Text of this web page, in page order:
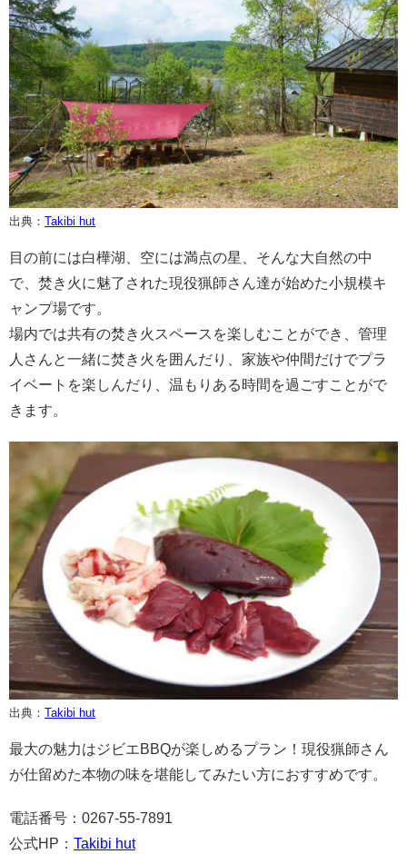
出典： Takibi hut
目の前には白樺湖、空には満点の星、そんな大自然の中
で、焚き火に魅了された現役猟師さん達が始めた小規模キ
ャンプ場です。
場内では共有の焚き火スペースを楽しむことができ、管理
人さんと一緒に焚き火を囲んだり、家族や仲間だけでプラ
イベートを楽しんだり、温もりある時間を過ごすことがで
きます。
出典： Takibi hut
最大の魅力はジビエBBQが楽しめるプラン！現役猟師さん
が仕留めた本物の味を堪能してみたい方におすすめです。
電話番号：0267-55-7891
公式HP： Takibi hut